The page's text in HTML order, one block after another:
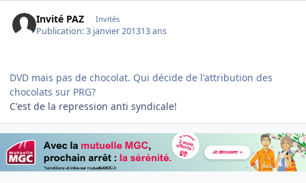
Invité PAZ Invités
Publication:3 janvier 201313 ans
DVD mais pas de chocolat. Qui décide de l'attribution des
chocolats sur PRG?
C'est de la repression anti syndicale!